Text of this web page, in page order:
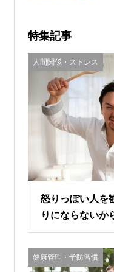
特集記事
人間関係・ストレス
怒りっぽい人を
りにならないか
健康管理・予防習慣